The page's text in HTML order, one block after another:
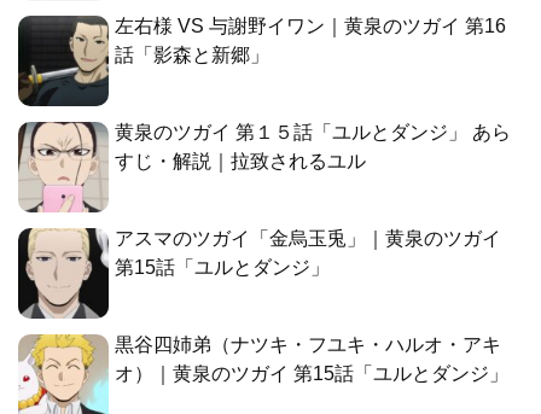
左右様 VS 与謝野イワン｜黄泉のツガイ 第16
話「影森と新郷」
黄泉のツガイ 第１５話「ユルとダンジ」 あら
すじ・解説｜拉致されるユル
アスマのツガイ「金烏玉兎」｜黄泉のツガイ
第15話「ユルとダンジ」
黒谷四姉弟（ナツキ・フユキ・ハルオ・アキ
オ）｜黄泉のツガイ 第15話「ユルとダンジ」